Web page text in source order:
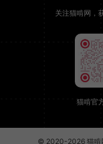
关注猫啃网，
猫啃官
© 2020-2026 猫啃